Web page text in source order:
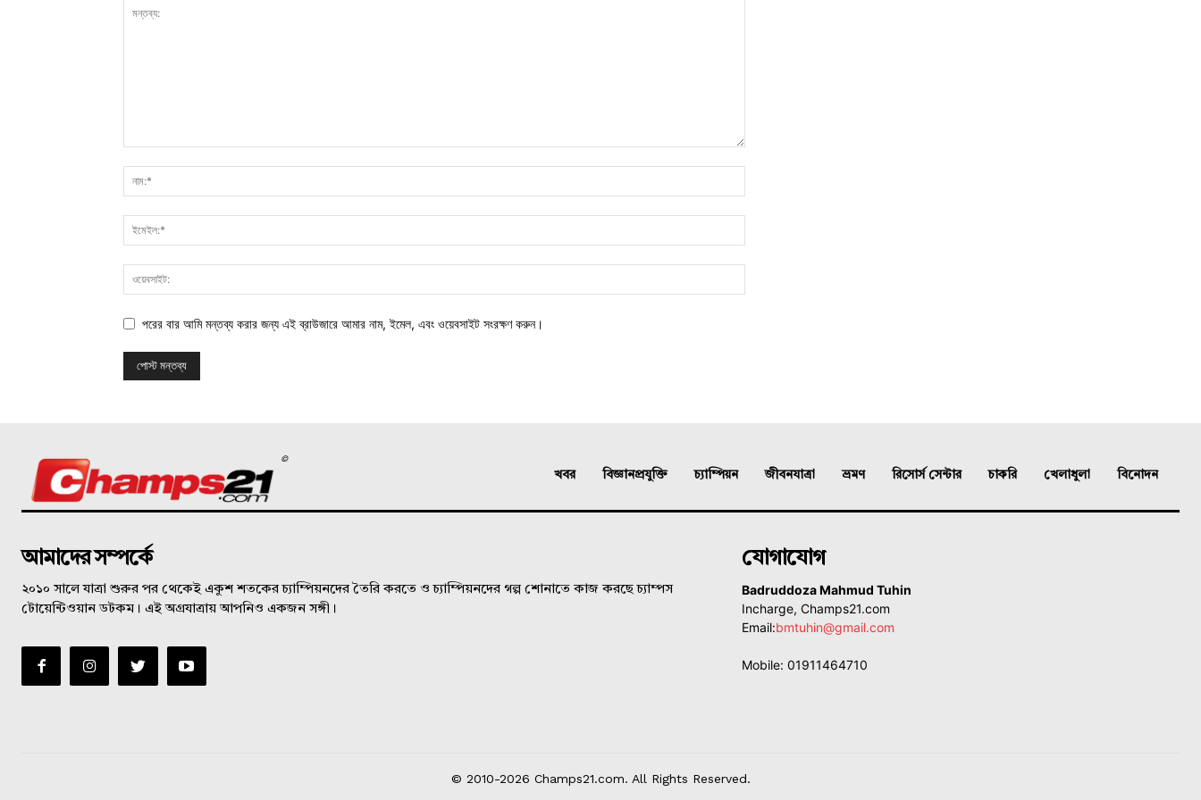
পরের বার আমি মন্তব্য করার জন্য এই ব্রাউজারে আমার নাম, ইমেল, এবং ওয়েবসাইট সংরক্ষণ করুন।
©
খবর বিজ্ঞানপ্রযুক্তি চ্যাম্পিয়ন জীবনযাত্রা ভ্রমণ রিসোর্স সেন্টার চাকরি খেলাধুলা বিনোদন
আমাদের সম্পর্কে
২০১০ সালে যাত্রা শুরুর পর থেকেই একুশ শতকের চ্যাম্পিয়নদের তৈরি করতে ও চ্যাম্পিয়নদের গল্প শোনাতে কাজ করছে চ্যাম্পস
টোয়েন্টিওয়ান ডটকম। এই অগ্রযাত্রায় আপনিও একজন সঙ্গী।
যোগাযোগ
Badruddoza Mahmud Tuhin
Incharge, Champs21.com
Email:bmtuhin@gmail.com
Mobile: 01911464710
© 2010-2026 Champs21.com. All Rights Reserved.